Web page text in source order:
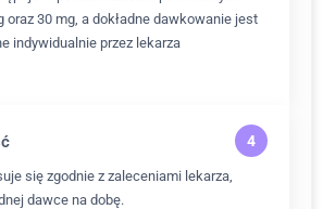
oraz 30 mg, a dokładne dawkowanie jest
indywidualnie przez lekarza
się zgodnie z zaleceniami lekarza,
dawce na dobę.